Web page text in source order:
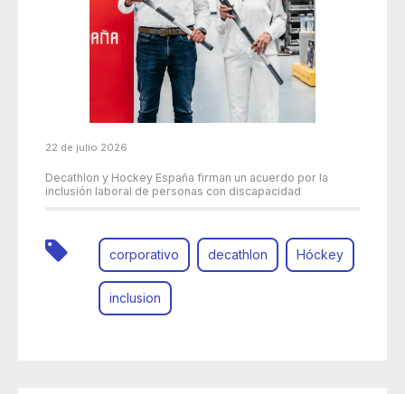
22 de julio 2026
Decathlon y Hockey España firman un acuerdo por la
inclusión laboral de personas con discapacidad
corporativo decathlon Hóckey
inclusion